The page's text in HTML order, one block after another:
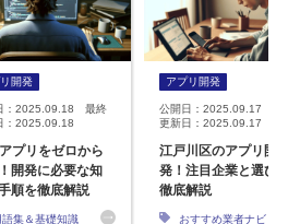
開発
：2025.09.18 最終
：2025.09.18
プリをゼロから
開発に必要な知
順を徹底解説
語集＆基礎知識
アプリ開発
公開日：2025.09.17 最
更新日：2025.09.17
江戸川区のアプリ開
発！注目企業と選び
徹底解説
おすすめ業者ナビ